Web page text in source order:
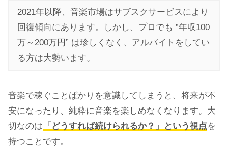
2021年以降、音楽市場はサブスクサービスにより
回復傾向にあります。しかし、プロでも ”年収100
万～200万円” は珍しくなく、アルバイトをしてい
る方は大勢います。
音楽で稼ぐことばかりを意識してしまうと、将来が不
安になったり、純粋に音楽を楽しめなくなります。大
切なのは 「どうすれば続けられるか？」という視点を
持つことです。